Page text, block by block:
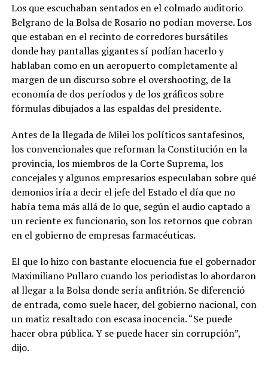
Los que escuchaban sentados en el colmado auditorio
Belgrano de la Bolsa de Rosario no podían moverse. Los
que estaban en el recinto de corredores bursátiles
donde hay pantallas gigantes sí podían hacerlo y
hablaban como en un aeropuerto completamente al
margen de un discurso sobre el overshooting, de la
economía de dos períodos y de los gráficos sobre
fórmulas dibujados a las espaldas del presidente.
Antes de la llegada de Milei los políticos santafesinos,
los convencionales que reforman la Constitución en la
provincia, los miembros de la Corte Suprema, los
concejales y algunos empresarios especulaban sobre qué
demonios iría a decir el jefe del Estado el día que no
había tema más allá de lo que, según el audio captado a
un reciente ex funcionario, son los retornos que cobran
en el gobierno de empresas farmacéuticas.
El que lo hizo con bastante elocuencia fue el gobernador
Maximiliano Pullaro cuando los periodistas lo abordaron
al llegar a la Bolsa donde sería anfitrión. Se diferenció
de entrada, como suele hacer, del gobierno nacional, con
un matiz resaltado con escasa inocencia. “Se puede
hacer obra pública. Y se puede hacer sin corrupción”,
dijo.